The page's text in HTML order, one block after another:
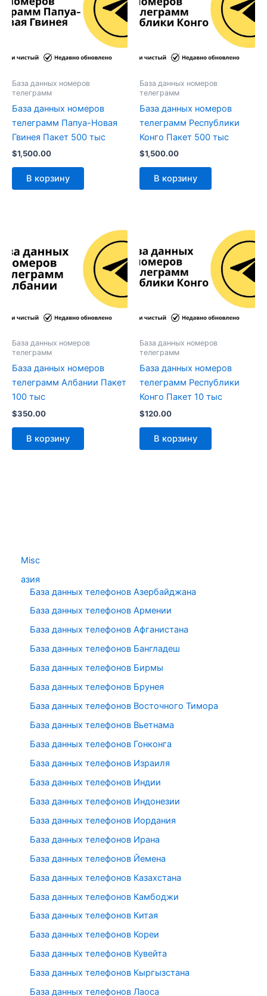
Misc
азия
База данных телефонов Азербайджана
База данных телефонов Армении
База данных телефонов Афганистана
База данных телефонов Бангладеш
База данных телефонов Бирмы
База данных телефонов Брунея
База данных телефонов Восточного Тимора
База данных телефонов Вьетнама
База данных телефонов Гонконга
База данных телефонов Израиля
База данных телефонов Индии
База данных телефонов Индонезии
База данных телефонов Иордания
База данных телефонов Ирана
База данных телефонов Йемена
База данных телефонов Казахстана
База данных телефонов Камбоджи
База данных телефонов Китая
База данных телефонов Кореи
База данных телефонов Кувейта
База данных телефонов Кыргызстана
База данных телефонов Лаоса
База данных номеров
телеграмм
База данных номеров
телеграмм Папуа-Новая
Гвинея Пакет 500 тыс
$1,500.00
В корзину
База данных номеров
телеграмм
База данных номеров
телеграмм Республики
Конго Пакет 500 тыс
$1,500.00
В корзину
База данных номеров
телеграмм
База данных номеров
телеграмм Албании Пакет
100 тыс
$350.00
В корзину
База данных номеров
телеграмм
База данных номеров
телеграмм Республики
Конго Пакет 10 тыс
$120.00
В корзину